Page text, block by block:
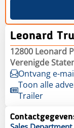
Leonard
12800 Leonard
Verenigde
Ontvang e-
Toon alle
Trailer